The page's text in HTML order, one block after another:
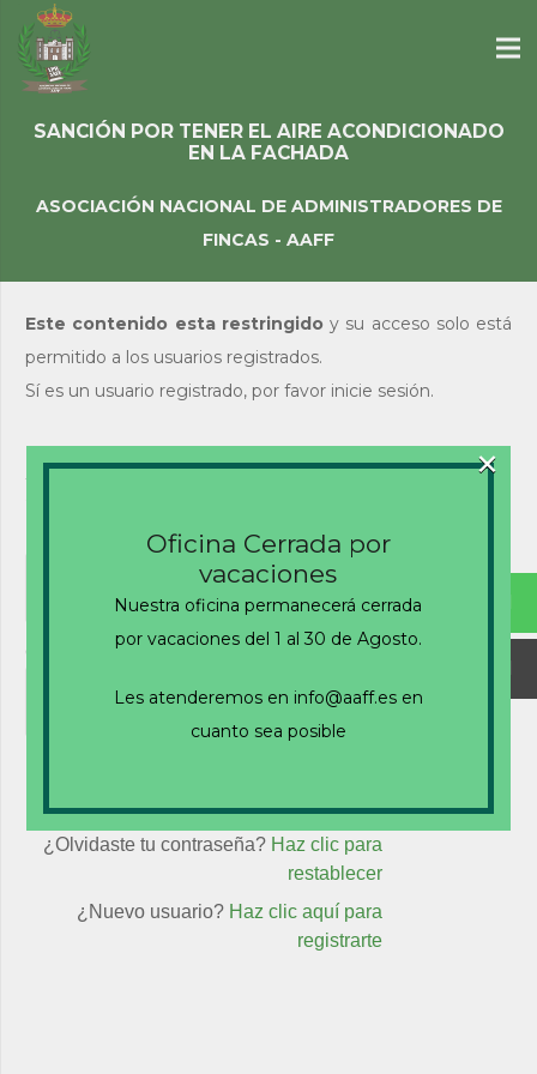
SANCIÓN POR TENER EL AIRE ACONDICIONADO
EN LA FACHADA
ASOCIACIÓN NACIONAL DE ADMINISTRADORES DE
FINCAS - AAFF
Este contenido esta restringido y su acceso solo está
permitido a los usuarios registrados.
Sí es un usuario registrado, por favor inicie sesión.
Acceso de usuarios
Nombre de usuario o correo electrónico
Contraseña
¿Olvidaste tu contraseña? Haz clic para
restablecer
¿Nuevo usuario? Haz clic aquí para
registrarte
Oficina Cerrada por
vacaciones
Nuestra oficina permanecerá cerrada
por vacaciones del 1 al 30 de Agosto.
Les atenderemos en info@aaff.es en
cuanto sea posible
×